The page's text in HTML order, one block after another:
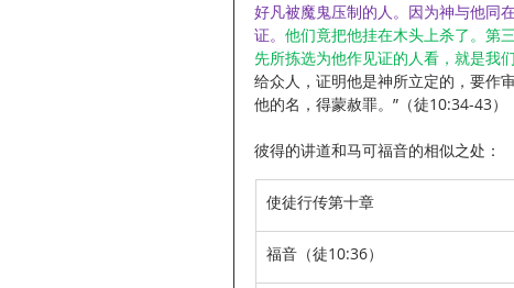
好凡被魔鬼压制的人。因为神与他同
证。 他们竟把他挂在木头上杀了。第
先所拣选为他作见证的人看，就是我
给众人，证明他是神所立定的，要作
他的名，得蒙赦罪。”（徒10:34-43）
彼得的讲道和马可福音的相似之处：
使徒行传第十章
福音（徒10:36）